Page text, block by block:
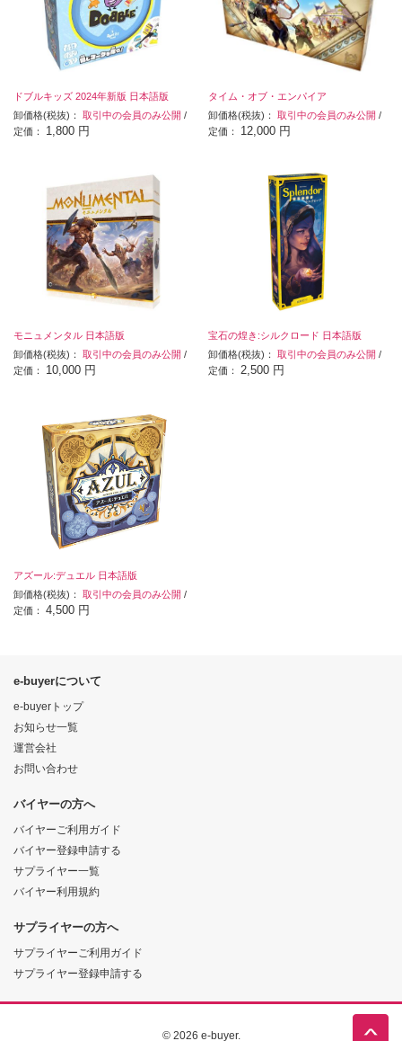
ドブルキッズ 2024年新版 日本語版
卸価格(税抜)： 取引中の会員のみ公開 /
定価： 1,800 円
タイム・オブ・エンパイア
卸価格(税抜)：取引中の会員のみ公開 /
定価： 12,000 円
モニュメンタル 日本語版
卸価格(税抜)： 取引中の会員のみ公開 /
定価： 10,000 円
宝石の煌き:シルクロード 日本語版
卸価格(税抜)：取引中の会員のみ公開 /
定価： 2,500 円
アズール:デュエル 日本語版
卸価格(税抜)： 取引中の会員のみ公開 /
定価： 4,500 円
e-buyerについて
e-buyerトップ
お知らせ一覧
運営会社
お問い合わせ
バイヤーの方へ
バイヤーご利用ガイド
バイヤー登録申請する
サプライヤー一覧
バイヤー利用規約
サプライヤーの方へ
サプライヤーご利用ガイド
サプライヤー登録申請する
© 2026 e-buyer.